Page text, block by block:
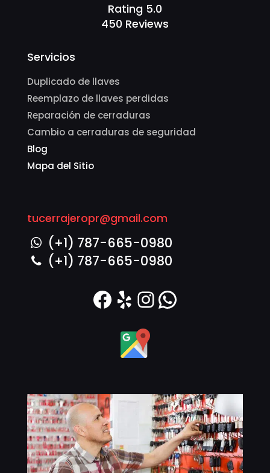
Rating 5.0
450 Reviews
Servicios
Duplicado de llaves
Reemplazo de llaves perdidas
Reparación de cerraduras
Cambio a cerraduras de seguridad
Blog
Mapa del Sitio
tucerrajeropr@gmail.com
(+1) 787-665-0980
(+1) 787-665-0980
Facebook
Yelp
Instagram